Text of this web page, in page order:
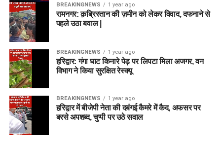
BREAKINGNEWS 1 year ago
रामनगर: क़ब्रिस्तान की ज़मीन को लेकर विवाद, दफनाने से
पहले उठा बवाल |
BREAKINGNEWS 1 year ago
हरिद्वार: गंगा घाट किनारे पेड़ पर लिपटा मिला अजगर, वन
विभाग ने किया सुरक्षित रेस्क्यू
BREAKINGNEWS 1 year ago
हरिद्वार में बीजेपी नेता की दबंगई कैमरे में कैद, अफसर पर
बरसे अपशब्द, चुप्पी पर उठे सवाल